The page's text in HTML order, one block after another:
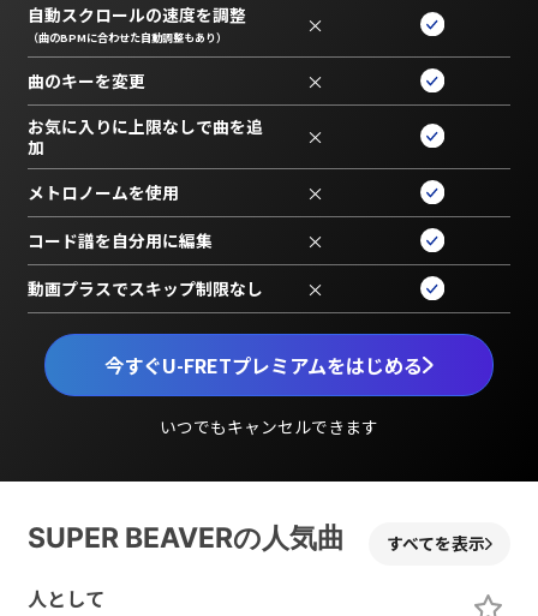
今すぐU-FRETプレミアムをはじめる
いつでもキャンセルできます
自動スクロールの速度を調整
（曲のBPMに合わせた自動調整もあり） ×
曲のキーを変更 ×
お気に入りに上限なしで曲を追
加
×
メトロノームを使用 ×
コード譜を自分用に編集 ×
動画プラスでスキップ制限なし ×
SUPER BEAVERの人気曲 すべてを表示
人として